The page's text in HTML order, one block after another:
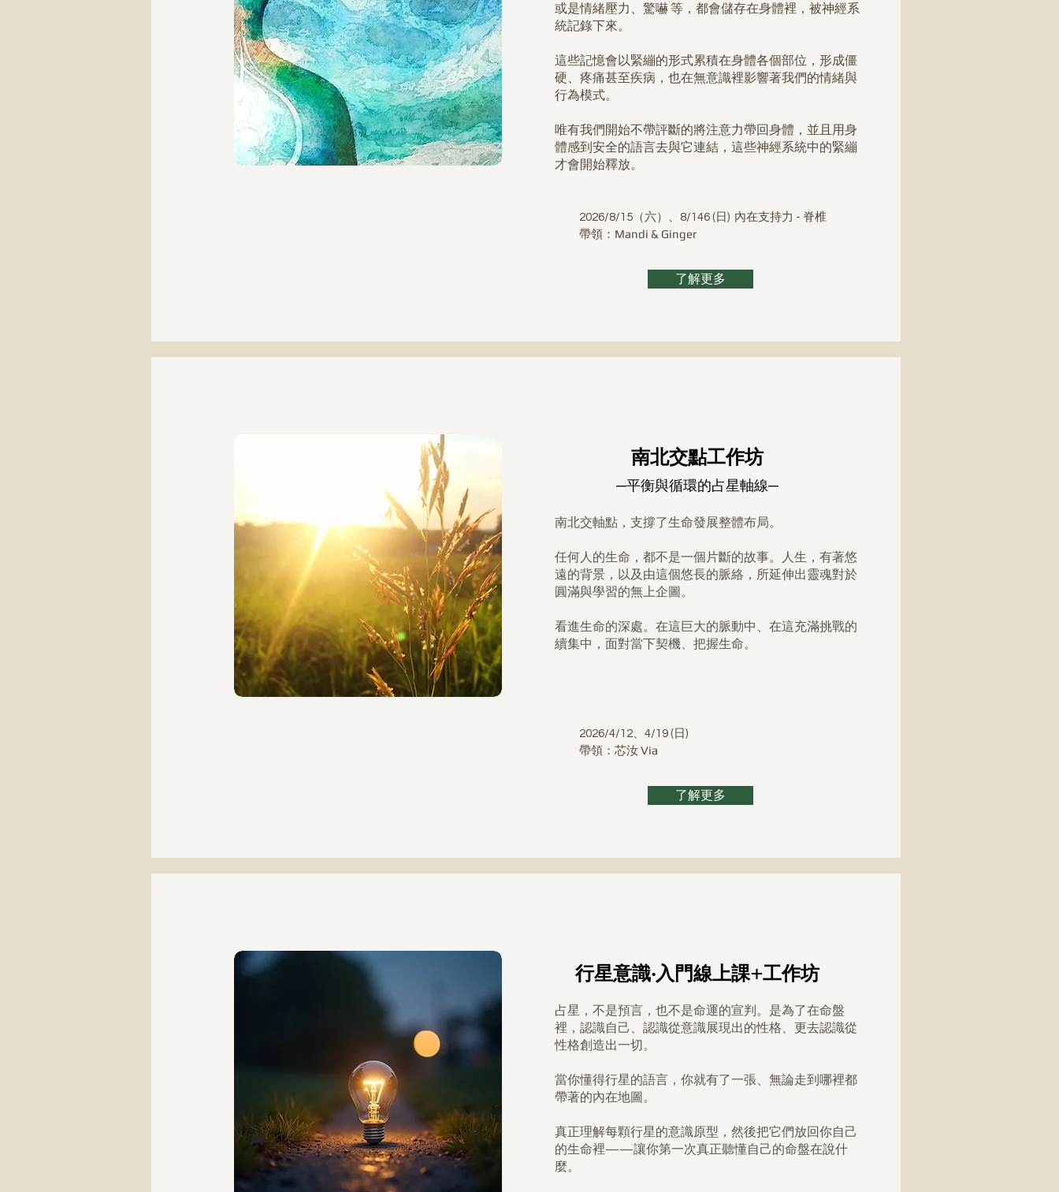
或是情緒壓力、驚嚇 等，都會儲存在身體裡，被神經系
統記錄下來。
這些記憶會以緊繃的形式累積在身體各個部位，形成僵
硬、疼痛甚至疾病，也在無意識裡影響著我們的情緒與
行為模式。
唯有我們開始不帶評斷的將注意力帶回身體，並且用身
體感到安全的語言去與它連結，這些神經系統中的緊繃
才會開始釋放。
2026/8/15（六）、8/146 (日) 內在支持力 - 脊椎
​帶領：Mandi & Ginger
了解更多
南北交點工作坊
─平衡與循環的占星軸線─
南北交軸點，支撐了生命發展整體布局。
任何人的生命，都不是一個片斷的故事。人生，有著悠
遠的背景，以及由這個悠長的脈絡，所延伸出靈魂對於
圓滿與學習的無上企圖。
看進生命的深處。在這巨大的脈動中、在這充滿挑戰的
續集中，面對當下契機、把握生命。
2026/4/12、4/19 (日)
​帶領：芯汝 Via
了解更多
行星意識‧入門線上課+工作坊
占星，不是預言，也不是命運的宣判。是為了在命盤
裡，認識自己、認識從意識展現出的性格、更去認識從
性格創造出一切。
當你懂得行星的語言，你就有了一張、無論走到哪裡都
帶著的內在地圖。
真正理解每顆行星的意識原型，然後把它們放回你自己
的生命裡——讓你第一次真正聽懂自己的命盤在說什
麼。